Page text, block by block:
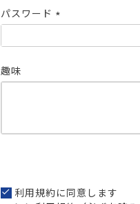
パスワード
須)
趣味
利用規約に同意します